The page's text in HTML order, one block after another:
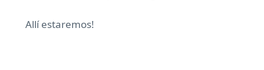
Allí estaremos!